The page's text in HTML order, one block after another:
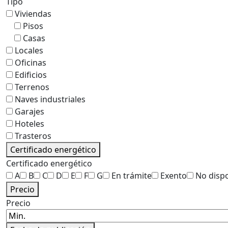
Viviendas
Pisos
Casas
Locales
Oficinas
Edificios
Terrenos
Naves industriales
Garajes
Hoteles
Trasteros
Certificado energético
Certificado energético
A
B C D E F G En trámite Exento
No
Precio
Precio